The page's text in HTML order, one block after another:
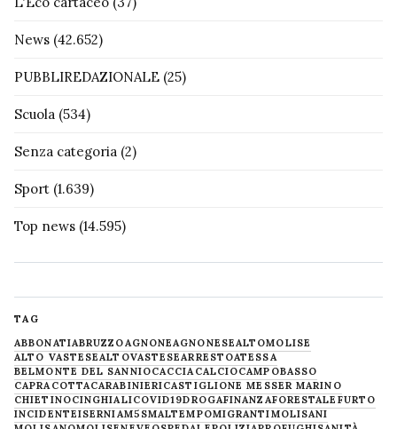
News (42.652)
PUBBLIREDAZIONALE (25)
Scuola (534)
Senza categoria (2)
Sport (1.639)
Top news (14.595)
TAG
ABBONATIABRUZZOAGNONEAGNONESEALTOMOLISE
ALTO VASTESEALTOVASTESEARRESTOATESSA
BELMONTE DEL SANNIOCACCIACALCIOCAMPOBASSO
CAPRACOTTACARABINIERICASTIGLIONE MESSER MARINO
CHIETINOCINGHIALICOVID19DROGAFINANZAFORESTALE FURTO
INCIDENTEISERNIAM5SMALTEMPOMIGRANTIMOLISANI